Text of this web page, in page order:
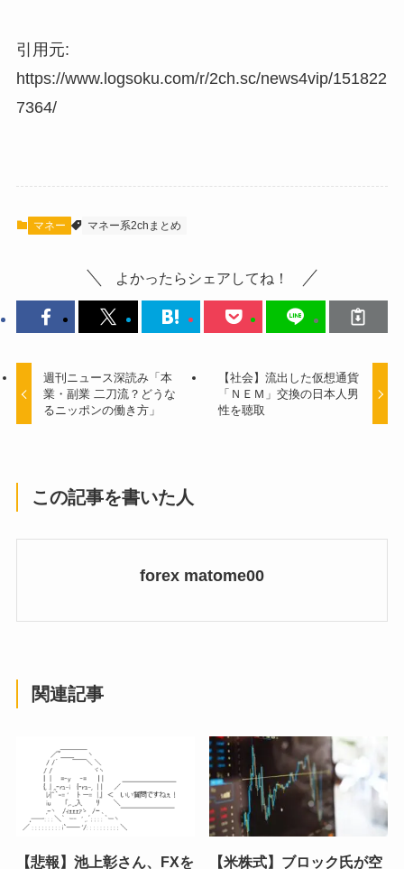
引用元:
https://www.logsoku.com/r/2ch.sc/news4vip/151822
7364/
マネー マネー系2chまとめ
よかったらシェアしてね！
週刊ニュース深読み「本
業・副業 二刀流？どうな
るニッポンの働き方」
【社会】流出した仮想通貨
「ＮＥＭ」交換の日本人男
性を聴取
この記事を書いた人
forex matome00
関連記事
【悲報】池上彰さん、FXを
【米株式】ブロック氏が空